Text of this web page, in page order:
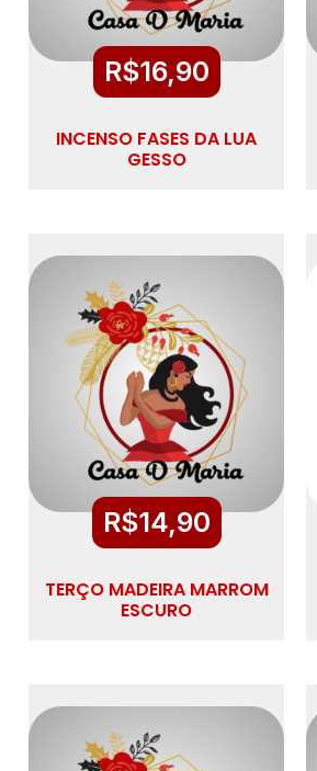
R$16,90
INCENSO FASES DA LUA
GESSO
R$14,90
TERÇO MADEIRA MARROM
ESCURO